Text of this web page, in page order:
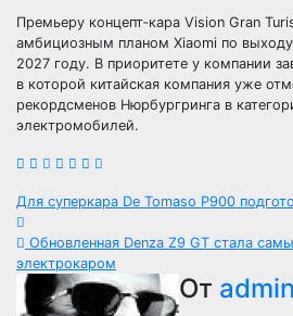
Премьеру концепт‑кара Vision Gran
амбициозным планом Xiaomi по
2027 году. В приоритете у компании
в которой китайская компания уже
рекордсменов Нюрбургринга в
электромобилей.
Навигация
по
записям
Для суперкара De Tomaso P900
Обновленная Denza Z9 GT стала
электрокаром
От admin